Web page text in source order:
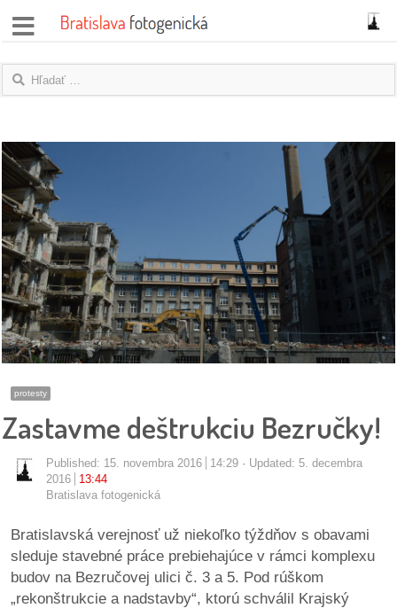
správy
názory
|
blogy
rozhovory
fotky
protesty
granty
kalendár
mestské
časti
protesty
Zastavme deštrukciu Bezručky!
Published: 15. novembra 2016 14:29
Updated: 5. decembra
2016
13:44
Bratislava fotogenická
Bratislavská verejnosť už niekoľko týždňov s obavami
sleduje stavebné práce prebiehajúce v rámci komplexu
budov na Bezručovej ulici č. 3 a 5. Pod rúškom
„rekonštrukcie a nadstavby“, ktorú schválil Krajský